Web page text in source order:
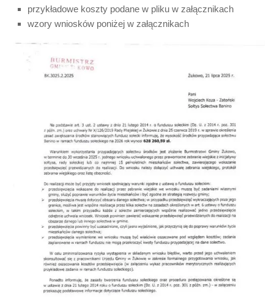
przykładowe koszty podane w pliku w załącznikach
wzory wniosków poniżej w załącznikach